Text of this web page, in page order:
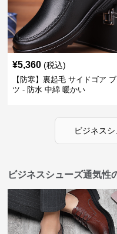
¥5,360 (税込)
【防寒】裏起毛 サイドゴア
ツ - 防水 中綿 暖かい
ビジネス
ビジネスシューズ通気性